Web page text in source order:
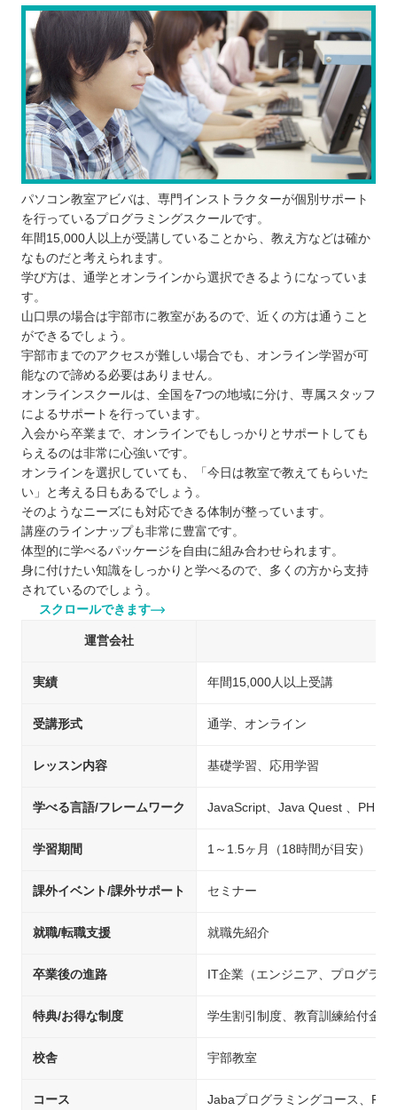
パソコン教室アビバは、専門インストラクターが個別サポート
を行っているプログラミングスクールです。
年間15,000人以上が受講していることから、教え方などは確か
なものだと考えられます。
学び方は、通学とオンラインから選択できるようになっていま
す。
山口県の場合は宇部市に教室があるので、近くの方は通うこと
ができるでしょう。
宇部市までのアクセスが難しい場合でも、オンライン学習が可
能なので諦める必要はありません。
オンラインスクールは、全国を7つの地域に分け、専属スタッフ
によるサポートを行っています。
入会から卒業まで、オンラインでもしっかりとサポートしても
らえるのは非常に心強いです。
オンラインを選択していても、「今日は教室で教えてもらいた
い」と考える日もあるでしょう。
そのようなニーズにも対応できる体制が整っています。
講座のラインナップも非常に豊富です。
体型的に学べるパッケージを自由に組み合わせられます。
身に付けたい知識をしっかりと学べるので、多くの方から支持
されているのでしょう。
スクロールできます
運営会社
実績 年間15,000人以上受講
受講形式 通学、オンライン
レッスン内容 基礎学習、応用学習
学べる言語/フレームワーク JavaScript、Java Quest 、PHP
学習期間 1～1.5ヶ月（18時間が目安）
課外イベント/課外サポート セミナー
就職/転職支援 就職先紹介
卒業後の進路 IT企業（エンジニア、プログラ
特典/お得な制度 学生割引制度、教育訓練給付金制
校舎 宇部教室
コース Jabaプログラミングコース、